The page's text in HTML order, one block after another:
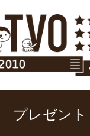
プレゼント